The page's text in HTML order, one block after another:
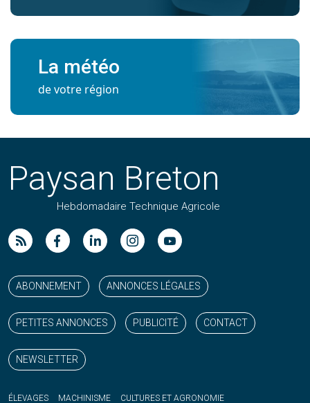
La météo
de votre région
Paysan Breton
Hebdomadaire Technique Agricole
ABONNEMENT ANNONCES LÉGALES
PETITES ANNONCES PUBLICITÉ CONTACT
NEWSLETTER
ÉLEVAGES MACHINISME CULTURES ET AGRONOMIE